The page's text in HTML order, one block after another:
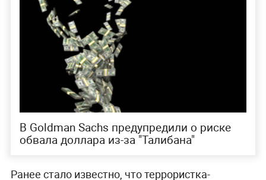
В Goldman Sachs предупредили о риске
обвала доллара из-за "Талибана"
Ранее стало известно, что террористка-